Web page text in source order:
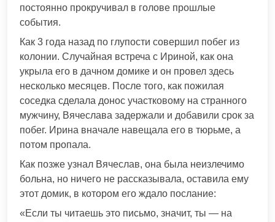
постоянно прокручивал в голове прошлые
события.
Как 3 года назад по глупости совершил побег из
колонии. Случайная встреча с Ириной, как она
укрыла его в дачном домике и он провел здесь
несколько месяцев. После того, как пожилая
соседка сделала донос участковому на странного
мужчину, Вячеслава задержали и добавили срок за
побег. Ирина вначале навещала его в тюрьме, а
потом пропала.
Как позже узнал Вячеслав, она была неизлечимо
больна, но ничего не рассказывала, оставила ему
этот домик, в котором его ждало послание:
«Если ты читаешь это письмо, значит, ты — на